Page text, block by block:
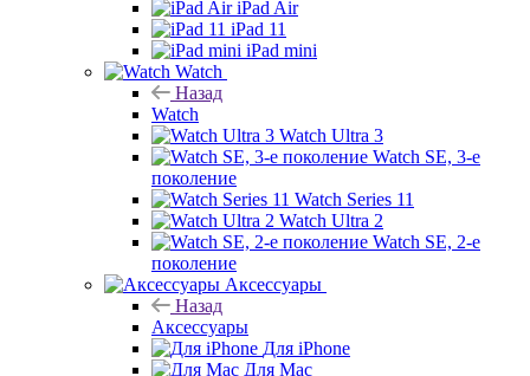
iPad Air
iPad 11
iPad mini
Watch
Назад
Watch
Watch Ultra 3
Watch SE, 3-е
поколение
Watch Series 11
Watch Ultra 2
Watch SE, 2-е
поколение
Аксессуары
Назад
Аксессуары
Для iPhone
Для Mac